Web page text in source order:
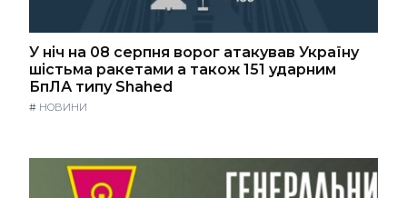
У ніч на 08 серпня ворог атакував Україну
шістьма ракетами а також 151 ударним
БпЛА типу Shahed
# НОВИНИ